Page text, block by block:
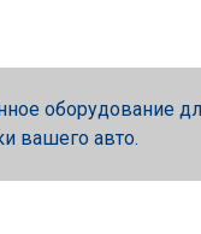
оборудование
вашего авто.